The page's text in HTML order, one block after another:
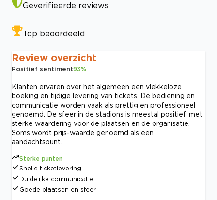
Geverifieerde reviews
Top beoordeeld
Review overzicht
Positief sentiment93%
Klanten ervaren over het algemeen een vlekkeloze
boeking en tijdige levering van tickets. De bediening en
communicatie worden vaak als prettig en professioneel
genoemd. De sfeer in de stadions is meestal positief, met
sterke waardering voor de plaatsen en de organisatie.
Soms wordt prijs-waarde genoemd als een
aandachtspunt.
Sterke punten
Snelle ticketlevering
Duidelijke communicatie
Goede plaatsen en sfeer